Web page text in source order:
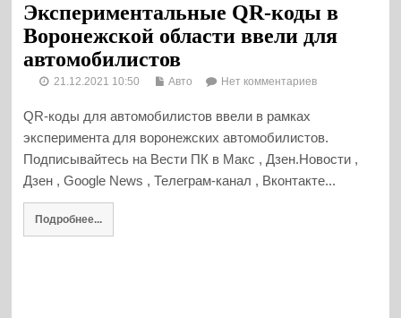
Экспериментальные QR-коды в
Воронежской области ввели для
автомобилистов
21.12.2021 10:50 Авто Нет комментариев
QR-коды для автомобилистов ввели в рамках
эксперимента для воронежских автомобилистов.
Подписывайтесь на Вести ПК в Макс , Дзен.Новости ,
Дзен , Google News , Телеграм-канал , Вконтакте...
Подробнее...